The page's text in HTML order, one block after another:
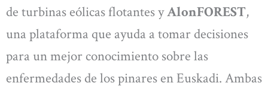
de turbinas eólicas flotantes yAlonFOREST,
una plataforma que ayuda a tomar decisiones
para un mejor conocimiento sobre las
enfermedades de los pinares en Euskadi. Ambas